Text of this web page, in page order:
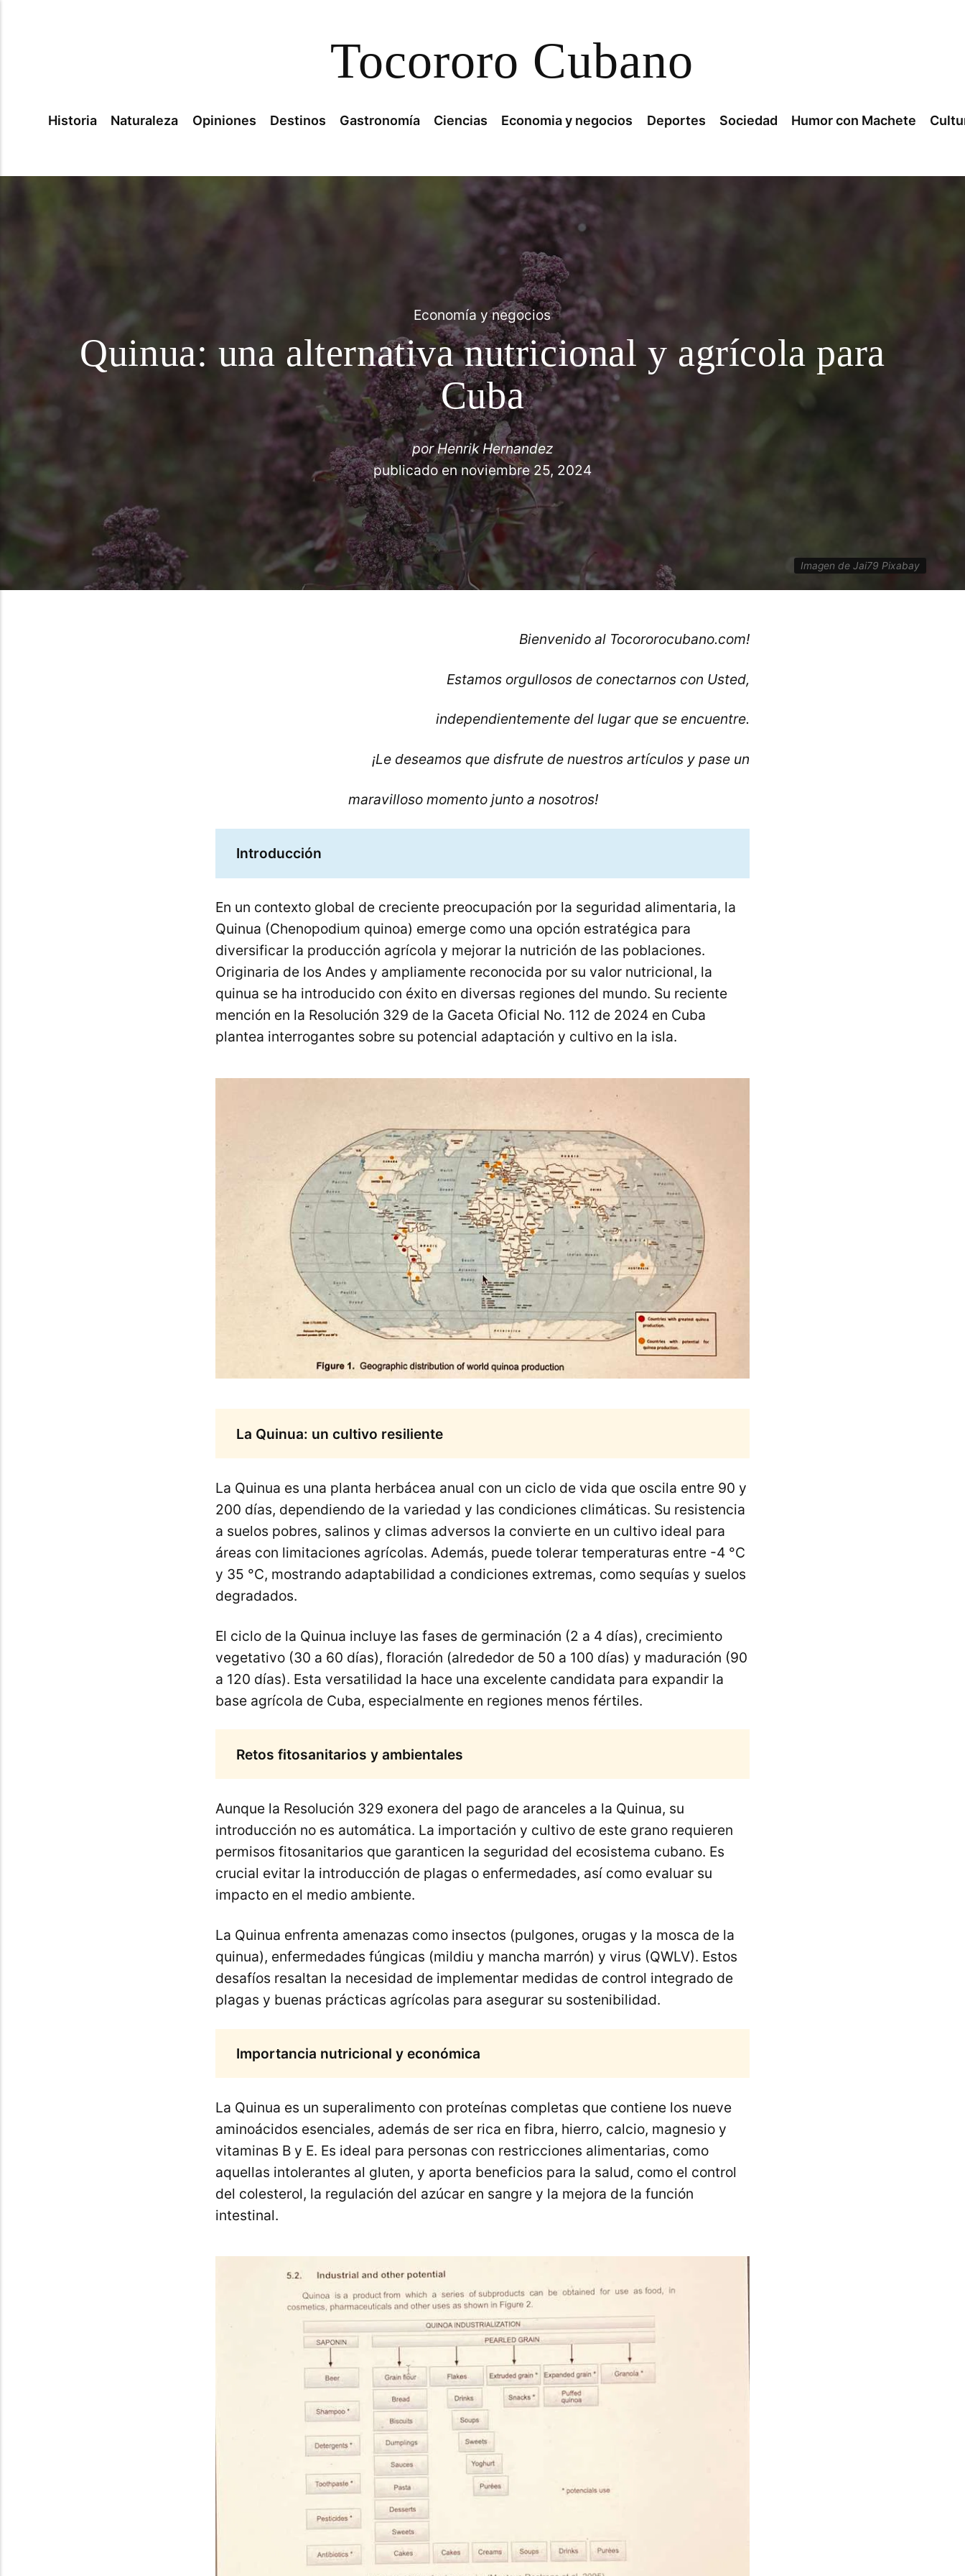
Tocororo Cubano
Historia Naturaleza Opiniones Destinos Gastronomía Ciencias Economia y negocios Deportes Sociedad Humor con Machete
Economía y negocios
Quinua: una alternativa nutricional y agrícola para
Cuba
porHenrik Hernandez
publicado en noviembre 25, 2024
Imagen de Jai79 Pixabay
Bienvenido al Tocororocubano.com!
Estamos orgullosos de conectarnos con Usted,
independientemente del lugar que se encuentre.
¡Le deseamos que disfrute de nuestros artículos y pase un
maravilloso momento junto a nosotros!
Introducción
En un contexto global de creciente preocupación por la seguridad alimentaria, la
Quinua (Chenopodium quinoa) emerge como una opción estratégica para
diversificar la producción agrícola y mejorar la nutrición de las poblaciones.
Originaria de los Andes y ampliamente reconocida por su valor nutricional, la
quinua se ha introducido con éxito en diversas regiones del mundo. Su reciente
mención en la Resolución 329 de la Gaceta Oficial No. 112 de 2024 en Cuba
plantea interrogantes sobre su potencial adaptación y cultivo en la isla.
La Quinua: un cultivo resiliente
La Quinua es una planta herbácea anual con un ciclo de vida que oscila entre 90 y
200 días, dependiendo de la variedad y las condiciones climáticas. Su resistencia
a suelos pobres, salinos y climas adversos la convierte en un cultivo ideal para
áreas con limitaciones agrícolas. Además, puede tolerar temperaturas entre -4 °C
y 35 °C, mostrando adaptabilidad a condiciones extremas, como sequías y suelos
degradados.
El ciclo de la Quinua incluye las fases de germinación (2 a 4 días), crecimiento
vegetativo (30 a 60 días), floración (alrededor de 50 a 100 días) y maduración (90
a 120 días). Esta versatilidad la hace una excelente candidata para expandir la
base agrícola de Cuba, especialmente en regiones menos fértiles.
Retos fitosanitarios y ambientales
Aunque la Resolución 329 exonera del pago de aranceles a la Quinua, su
introducción no es automática. La importación y cultivo de este grano requieren
permisos fitosanitarios que garanticen la seguridad del ecosistema cubano. Es
crucial evitar la introducción de plagas o enfermedades, así como evaluar su
impacto en el medio ambiente.
La Quinua enfrenta amenazas como insectos (pulgones, orugas y la mosca de la
quinua), enfermedades fúngicas (mildiu y mancha marrón) y virus (QWLV). Estos
desafíos resaltan la necesidad de implementar medidas de control integrado de
plagas y buenas prácticas agrícolas para asegurar su sostenibilidad.
Importancia nutricional y económica
La Quinua es un superalimento con proteínas completas que contiene los nueve
aminoácidos esenciales, además de ser rica en fibra, hierro, calcio, magnesio y
vitaminas B y E. Es ideal para personas con restricciones alimentarias, como
aquellas intolerantes al gluten, y aporta beneficios para la salud, como el control
del colesterol, la regulación del azúcar en sangre y la mejora de la función
intestinal.